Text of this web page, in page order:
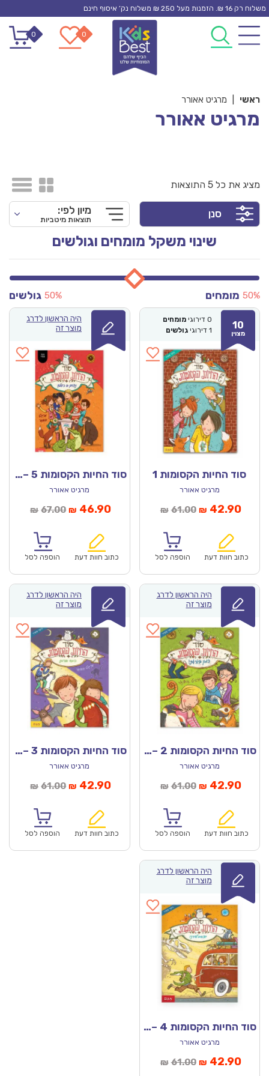
Skip
content
משלוח רק 16 ₪. הזמנות מעל 250 ₪ משלוח נק’ איסוף חינם
0
0
ראשי מרגיט אאורר
מרגיט אאורר
מציג את כל 5 התוצאות
סנן מיון לפי:
תוצאות מיטביות
שינוי משקל מומחים וגולשים
מומחים 50% גולשים 50%
10
מצוין
0 דירוגי מומחים
1 דירוגי גולשים
סוד החיות הקסומות 1
מרגיט אאורר
₪ 61.00המחיר
₪61.00.
₪ 42.90
כתוב חוות דעת הוספה לסל
היה הראשון לדרג
מוצר זה
סוד החיות הקסומות 5 – ניצחון או כישלון
מרגיט אאורר
₪ 67.00המחיר
₪67.00.
₪ 46.90המחיר
₪46.90.
כתוב חוות דעת הוספה לסל
היה הראשון לדרג
מוצר זה
סוד החיות הקסומות 2 – המון בורות!
מרגיט אאורר
₪ 61.00המחיר
₪61.00.
₪ 42.90
כתוב חוות דעת הוספה לסל
היה הראשון לדרג
מוצר זה
סוד החיות הקסומות 3 – כיבוי אורות
מרגיט אאורר
₪ 61.00המחיר
₪61.00.
₪ 42.90המחיר
₪42.90.
כתוב חוות דעת הוספה לסל
היה הראשון לדרג
מוצר זה
סוד החיות הקסומות 4 – יוצאים לדרך
מרגיט אאורר
₪ 61.00המחיר
₪ 42.90